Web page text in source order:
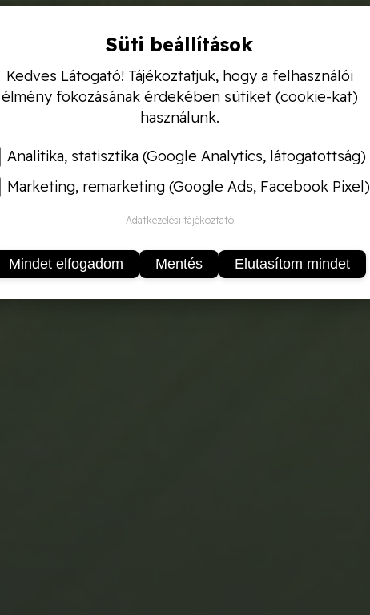
Süti beállítások
Kedves Látogató! Tájékoztatjuk, hogy a felhasználói
élmény fokozásának érdekében sütiket (cookie-kat)
használunk.
Analitika, statisztika (Google Analytics, látogatottság)
Marketing, remarketing (Google Ads, Facebook Pixel)
Adatkezelési tájékoztató
Mindet elfogadom Mentés Elutasítom mindet